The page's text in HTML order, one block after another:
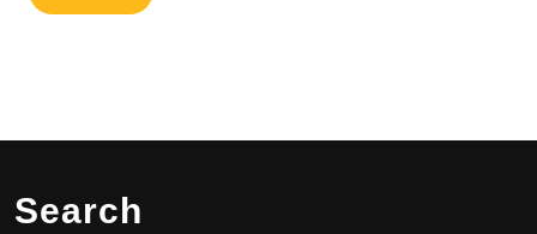
Search